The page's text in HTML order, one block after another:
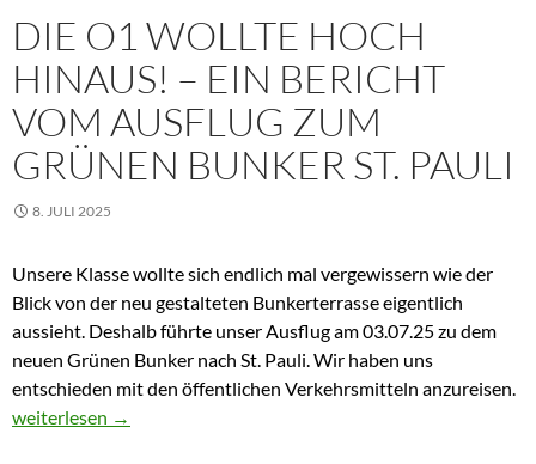
DIE O1 WOLLTE HOCH
HINAUS! – EIN BERICHT
VOM AUSFLUG ZUM
GRÜNEN BUNKER ST. PAULI
8. JULI 2025
Unsere Klasse wollte sich endlich mal vergewissern wie der
Blick von der neu gestalteten Bunkerterrasse eigentlich
aussieht. Deshalb führte unser Ausflug am 03.07.25 zu dem
neuen Grünen Bunker nach St. Pauli. Wir haben uns
entschieden mit den öffentlichen Verkehrsmitteln anzureisen.
Die O1 wollte hoch hinaus! – Ein Bericht vom Ausflug zum
weiterlesen →